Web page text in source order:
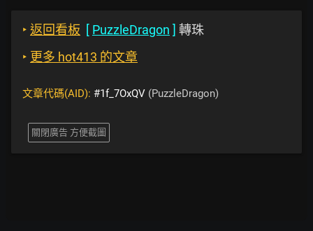
‣ 返回看板 [ PuzzleDragon ] 轉珠
‣ 更多 hot413 的文章
文章代碼(AID): #1f_7OxQV (PuzzleDragon)
關閉廣告 方便截圖